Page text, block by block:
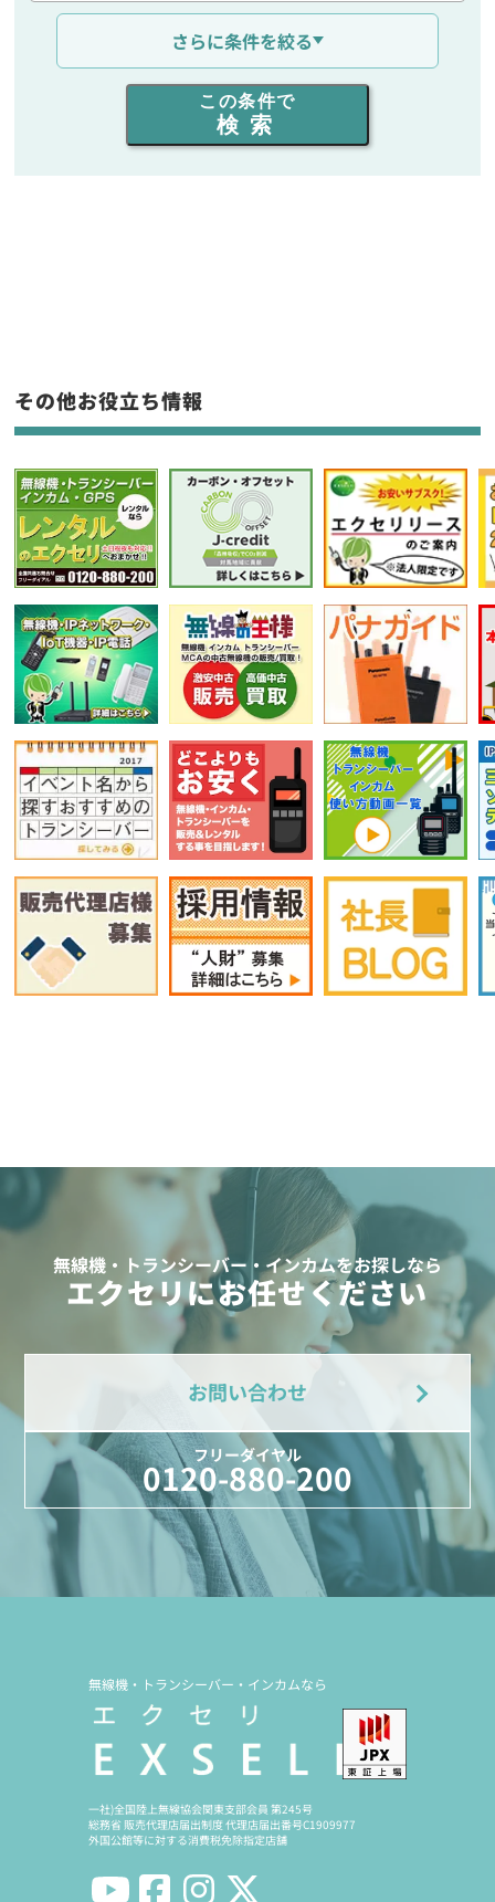
通信距離を選ぶ
出力を選ぶ
同時通話人数を選ぶ
フリーワード入力(製品名等)
選択条件をリセット
さらに条件を絞る
この条件で
検索
その他お役立ち情報
無線機・トランシーバー・インカムをお探しなら
エクセリにお任せください
お問い合わせ
フリーダイヤル
0120-880-200
無線機・トランシーバー・インカムなら
一社)全国陸上無線協会関東支部会員 第245号
総務省 販売代理店届出制度 代理店届出番号C1909977
外国公館等に対する消費税免除指定店舗